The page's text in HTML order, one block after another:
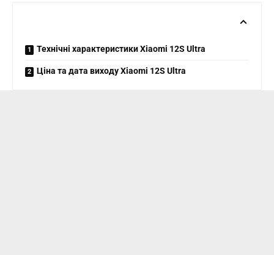
Технічні характеристики Xiaomi 12S Ultra
Ціна та дата виходу Xiaomi 12S Ultra